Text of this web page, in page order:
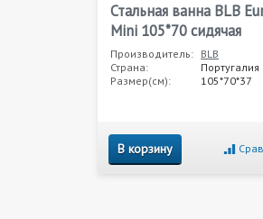
Стальная ванна BLB
Mini 105*70 сидячая
Производитель: BLB
Страна:
Португалия
Размер(см):
105*70*37
В корзину